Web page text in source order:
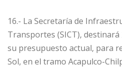
16.- La Secretaría de
Transportes (SICT),
su presupuesto actual, para
Sol, en el tramo Acapulco-